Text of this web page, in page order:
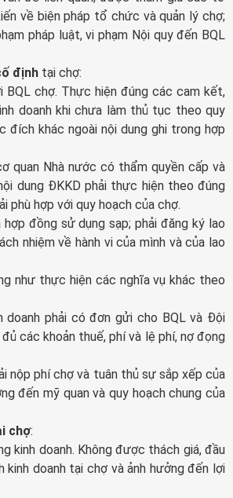
về biện pháp tổ chức và quản lý chợ;
pháp luật, vi phạm Nội quy đến BQL
định tại chợ:
BQL chợ. Thực hiện đúng các cam kết,
doanh khi chưa làm thủ tục theo quy
đích khác ngoài nội dung ghi trong hợp
quan Nhà nước có thẩm quyền cấp và
dung ĐKKD phải thực hiện theo đúng
phù hợp với quy hoạch của chợ.
đồng sử dụng sạp; phải đăng ký lao
nhiệm về hành vi của mình và của lao
như thực hiện các nghĩa vụ khác theo
doanh phải có đơn gửi cho BQL và Đội
các khoản thuế, phí và lệ phí, nợ đọng
nộp phí chợ và tuân thủ sự sắp xếp của
đến mỹ quan và quy hoạch chung của
chợ:
kinh doanh. Không được thách giá, đầu
kinh doanh tại chợ và ảnh hưởng đến lợi